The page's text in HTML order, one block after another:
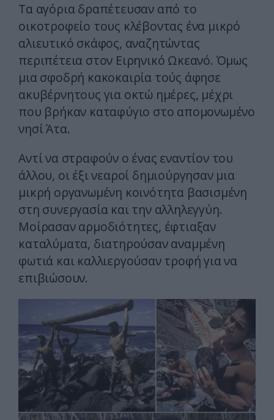
Τα αγόρια δραπέτευσαν από το
οικοτροφείο τους κλέβοντας ένα μικρό
αλιευτικό σκάφος, αναζητώντας
περιπέτεια στον Ειρηνικό Ωκεανό. Όμως
μια σφοδρή κακοκαιρία τούς άφησε
ακυβέρνητους για οκτώ ημέρες, μέχρι
που βρήκαν καταφύγιο στο απομονωμένο
νησί Άτα.
Αντί να στραφούν ο ένας εναντίον του
άλλου, οι έξι νεαροί δημιούργησαν μια
μικρή οργανωμένη κοινότητα βασισμένη
στη συνεργασία και την αλληλεγγύη.
Μοίρασαν αρμοδιότητες, έφτιαξαν
καταλύματα, διατηρούσαν αναμμένη
φωτιά και καλλιεργούσαν τροφή για να
επιβιώσουν.